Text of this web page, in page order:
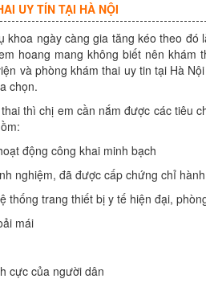
UY TÍN TẠI HÀ NỘI
khoa ngày càng gia tăng kéo theo
hoang mang không biết nên khám
và phòng khám thai uy tin tại Hà
chọn.
thì chị em cần nắm được các tiêu
động công khai minh bạch
nghiệm, đã được cấp chứng chỉ
thống trang thiết bị y tế hiện đại,
mái
cực của người dân